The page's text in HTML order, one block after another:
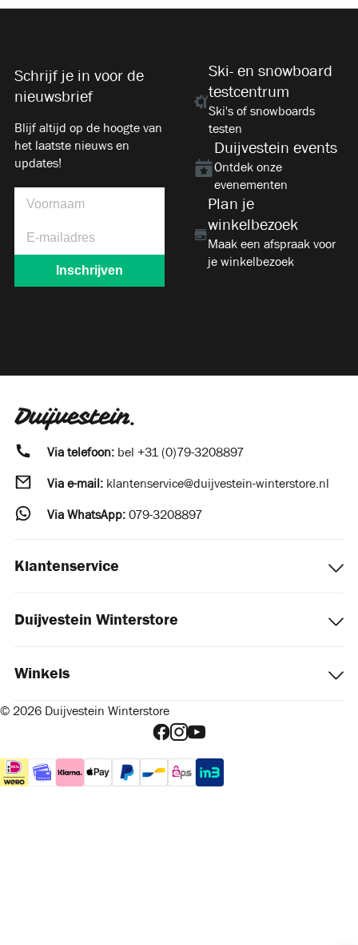
Ski- en snowboard
testcentrum
Ski's of snowboards
testen
Duijvestein events
Ontdek onze
evenementen
Plan je
winkelbezoek
Maak een afspraak voor
je winkelbezoek
Schrijf je in voor de
nieuwsbrief
Blijf altijd op de hoogte van
het laatste nieuws en
updates!
Via telefoon: bel +31 (0)79-3208897
Via e-mail: klantenservice@duijvestein-winterstore.nl
Via WhatsApp: 079-3208897
Klantenservice
Duijvestein Winterstore
Winkels
© 2026 Duijvestein Winterstore